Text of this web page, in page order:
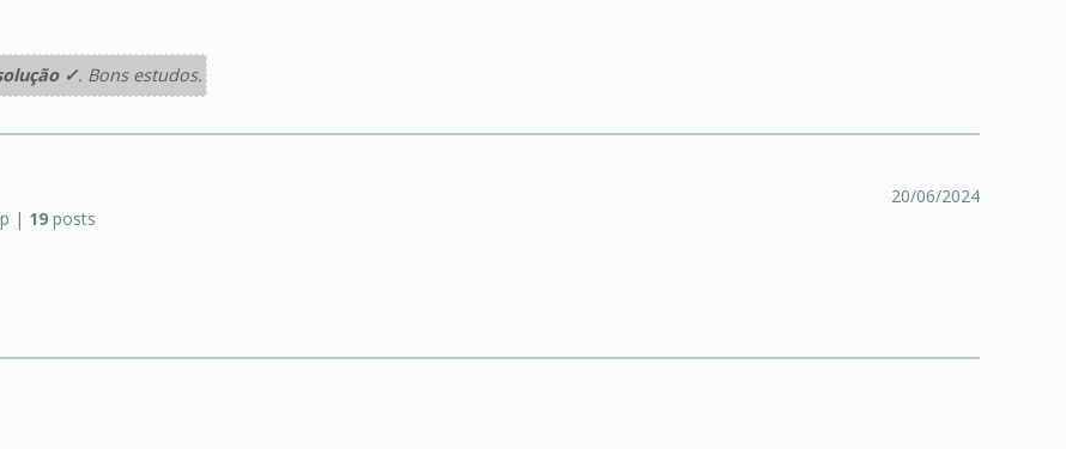
✓. Bons estudos.
| 19 posts
20/06/2024